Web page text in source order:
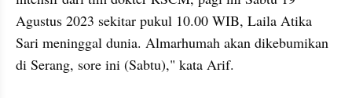
Agustus 2023 sekitar pukul 10.00 WIB, Laila Atika
Sari meninggal dunia. Almarhumah akan dikebumikan
di Serang, sore ini (Sabtu)," kata Arif.